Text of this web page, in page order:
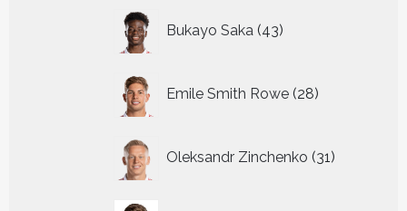
Bukayo Saka 43
producten
Emile Smith Rowe 28
producten
Oleksandr Zinchenko 31
producten